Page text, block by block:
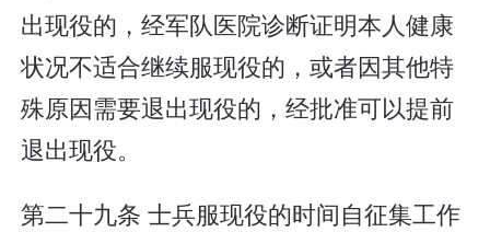
出现役的，经军队医院诊断证明本人健康
状况不适合继续服现役的，或者因其他特
殊原因需要退出现役的，经批准可以提前
退出现役。
第二十九条 士兵服现役的时间自征集工作